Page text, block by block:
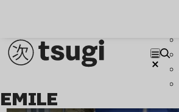
Indie
EMILE